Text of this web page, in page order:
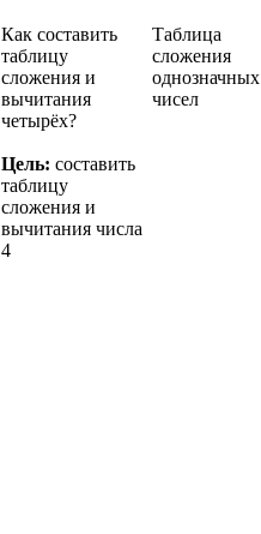
Как составить
таблицу
сложения и
вычитания
четырёх?
Цель: составить
таблицу
сложения и
вычитания числа
4
Таблица
сложения
однозначных
чисел